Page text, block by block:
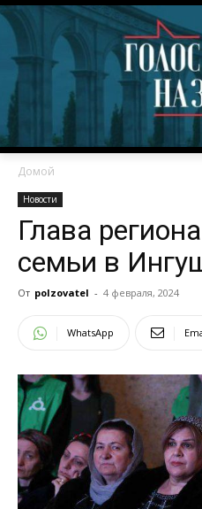
Домой
Новости
Глава
семьи в
От polzovatel - 4 февраля, 2024
WhatsApp